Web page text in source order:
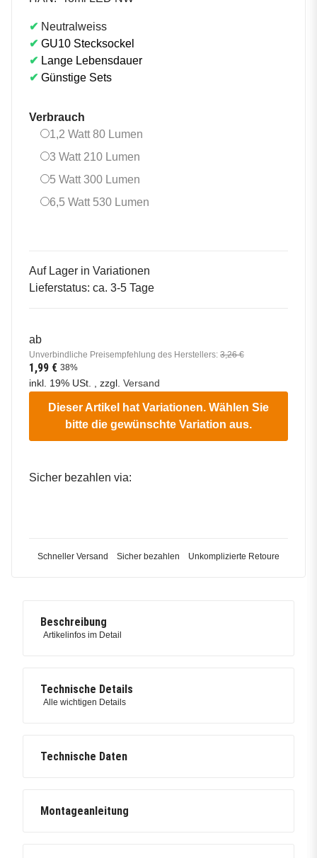
✔ Neutralweiss
✔ GU10 Stecksockel
✔ Lange Lebensdauer
✔ Günstige Sets
Verbrauch
1,2 Watt 80 Lumen
3 Watt 210 Lumen
5 Watt 300 Lumen
6,5 Watt 530 Lumen
Auf Lager in Variationen
Lieferstatus: ca. 3-5 Tage
ab
Unverbindliche Preisempfehlung des Herstellers: 3,26 €
1,99 € 38%
inkl. 19% USt. , zzgl. Versand
Dieser Artikel hat Variationen. Wählen Sie
bitte die gewünschte Variation aus.
Sicher bezahlen via:
Schneller Versand Sicher bezahlen Unkomplizierte Retoure
Beschreibung
Artikelinfos im Detail
Technische Details
Alle wichtigen Details
Technische Daten
Montageanleitung